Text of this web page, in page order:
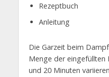
Rezeptbuch
Anleitung
Die Garzeit beim
Menge der eingefüllten
und 20 Minuten